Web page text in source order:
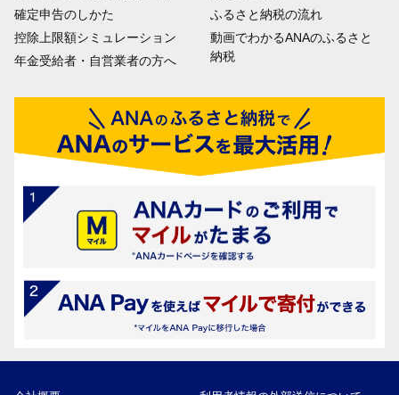
確定申告のしかた
控除上限額シミュレーション
年金受給者・自営業者の方へ
ふるさと納税の流れ
動画でわかるANAのふるさと
納税